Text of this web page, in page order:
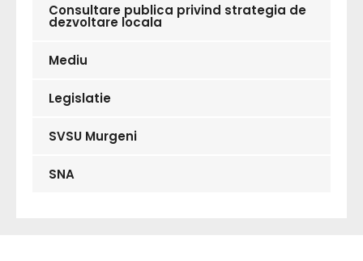
Consultare publica privind strategia de
dezvoltare locala
Mediu
Legislatie
SVSU Murgeni
SNA